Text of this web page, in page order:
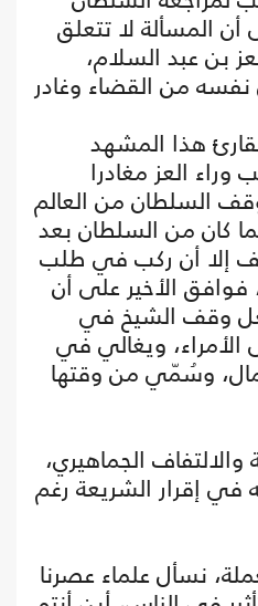
المسألة لا تتعلق
بن عبد السلام،
من القضاء وغادر
هذا المشهد
وراء العز مغادرا
السلطان من العالم
كان من السلطان بعد
إلا أن ركب في طلب
فوافق الأخير على أن
وقف الشيخ في
الأمراء، ويغالي في
وسُمّي من وقتها
الجماهيري،
إقرار الشريعة رغم
نسأل علماء عصرنا